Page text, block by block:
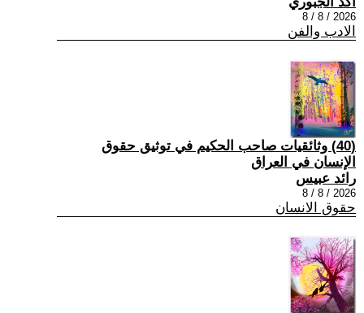
2026 / 8 / 8
الادب والفن
(40) وثائقيات صاحب الحكيم في توثيق حقوق
الإنسان في العراق
رائد عبيس
2026 / 8 / 8
حقوق الانسان